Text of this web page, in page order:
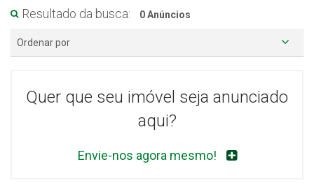
Resultado da busca: 0 Anúncios
Ordenar por
Quer que seu imóvel seja anunciado
aqui?
Envie-nos agora mesmo!